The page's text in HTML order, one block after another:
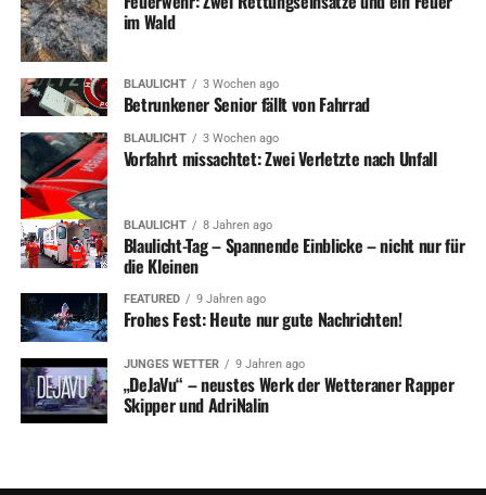
im Wald
BLAULICHT 3 Wochen ago
Betrunkener Senior fällt von Fahrrad
BLAULICHT 3 Wochen ago
Vorfahrt missachtet: Zwei Verletzte nach Unfall
BLAULICHT 8 Jahren ago
Blaulicht-Tag – Spannende Einblicke – nicht nur für
die Kleinen
FEATURED 9 Jahren ago
Frohes Fest: Heute nur gute Nachrichten!
JUNGES WETTER 9 Jahren ago
„DeJaVu“ – neustes Werk der Wetteraner Rapper
Skipper und AdriNalin